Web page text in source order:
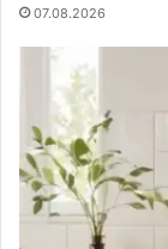
07.08.2026